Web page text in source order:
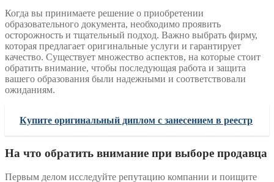
Когда вы принимаете решение о приобретении
образовательного документа, необходимо проявить
осторожность и тщательный подход. Важно выбрать фирму,
которая предлагает оригинальные услуги и гарантирует
качество. Существует множество аспектов, на которые стоит
обратить внимание, чтобы последующая работа и защита
вашего образования были надежными и соответствовали
ожиданиям.
Купите оригинальный диплом с занесением в реестр
На что обратить внимание при выборе продавца
Первым делом исследуйте репутацию компании и поищите